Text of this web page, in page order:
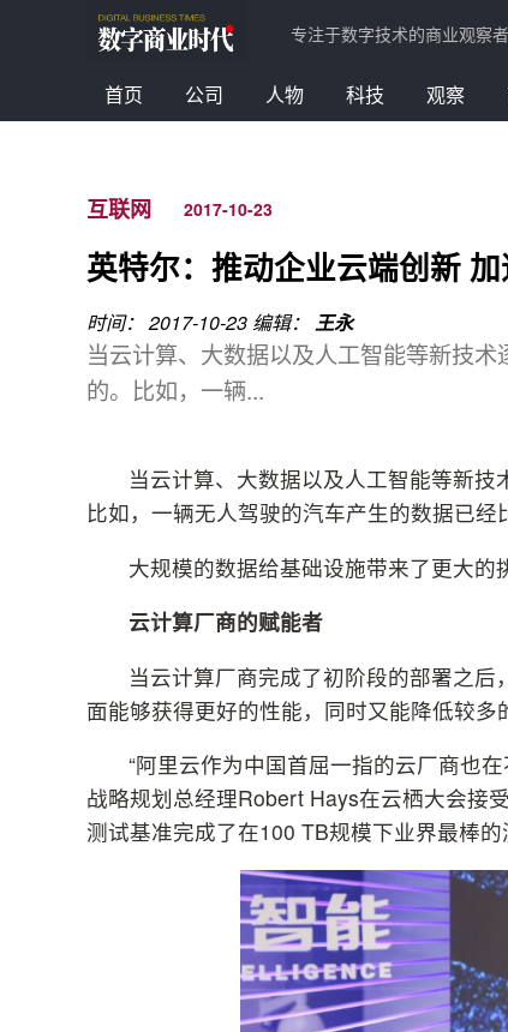
专注于数字技术的商业观察者
首页 公司 人物 科技 观察
互联网 2017-10-23
英特尔：推动企业云端创新
时间： 2017-10-23编辑： 王永
当云计算、大数据以及人工智能等新技
的。比如，一辆...
当云计算、大数据以及人工智能等新技
比如，一辆无人驾驶的汽车产生的数据已经
大规模的数据给基础设施带来了更大
云计算厂商的赋能者
当云计算厂商完成了初阶段的部署之
面能够获得更好的性能，同时又能降低较多
“阿里云作为中国首屈一指的云厂商也
战略规划总经理Robert Hays在云栖大会接
测试基准完成了在100 TB规模下业界最棒